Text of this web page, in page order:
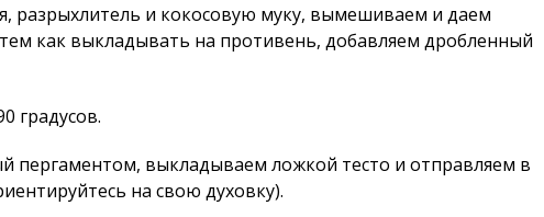
разрыхлитель и кокосовую муку, вымешиваем и даем
как выкладывать на противень, добавляем дробленный
градусов.
пергаментом, выкладываем ложкой тесто и отправляем в
на свою духовку).